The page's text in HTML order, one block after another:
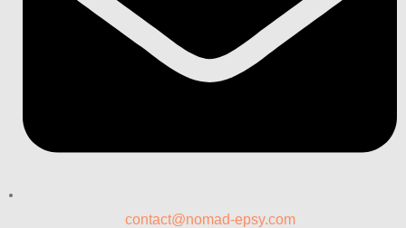
contact@nomad-epsy.com